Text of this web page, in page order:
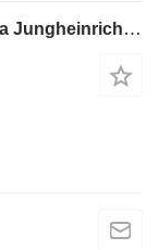
Jungheinrich ECE 225 142009 volan za Jungheinrich ECE 225 paletnog viljuškara